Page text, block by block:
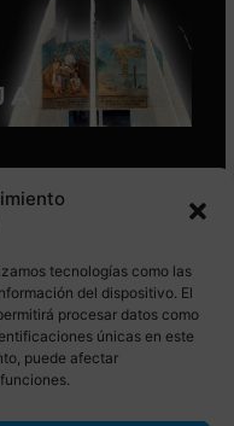
tecnologías como las
del dispositivo. El
procesar datos como
únicas en este
puede afectar
SOCIALES